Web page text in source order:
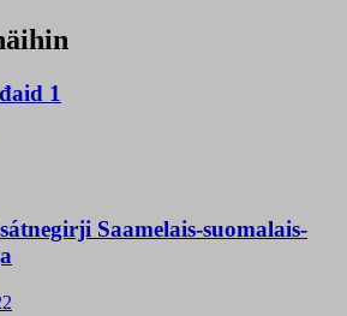
1
Saamelais-suomalais-